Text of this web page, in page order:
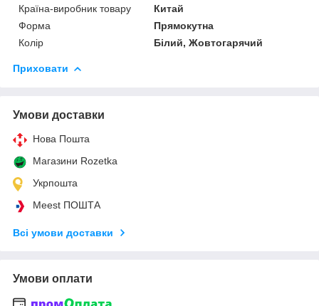
Країна-виробник товару
Китай
Форма
Прямокутна
Колір
Білий, Жовтогарячий
Приховати
Умови доставки
Нова Пошта
Магазини Rozetka
Укрпошта
Meest ПОШТА
Всі умови доставки
Умови оплати